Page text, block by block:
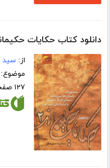
دانلود کتاب حکایات
از:سید
۱۲۷ صفحه